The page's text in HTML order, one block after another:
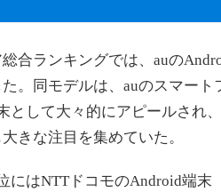
合ランキングでは、auの
。同モデルは、auのスマート
として大々的にアピールされ
大きな注目を集めていた。
にはNTTドコモのAndroid端末「